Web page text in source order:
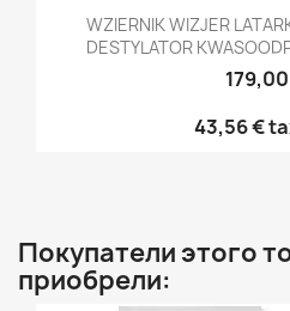
WZIERNIK WIZJER
DESTYLATOR
43,56 €
Покупатели этого
приобрели: